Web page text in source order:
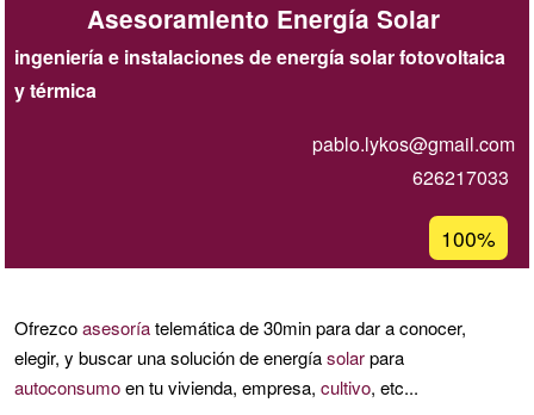
navigation
Asesoramiento Energía Solar
ingeniería e instalaciones de energía solar fotovoltaica
y térmica
pablo.lykos@gmail.com
626217033
Porcentaje
de
de
100%
Ofrezcoasesoríatelemática de 30min para dar a conocer,
elegir, y buscar una solución de energíasolarpara
autoconsumoen tu vivienda, empresa, cultivo, etc...